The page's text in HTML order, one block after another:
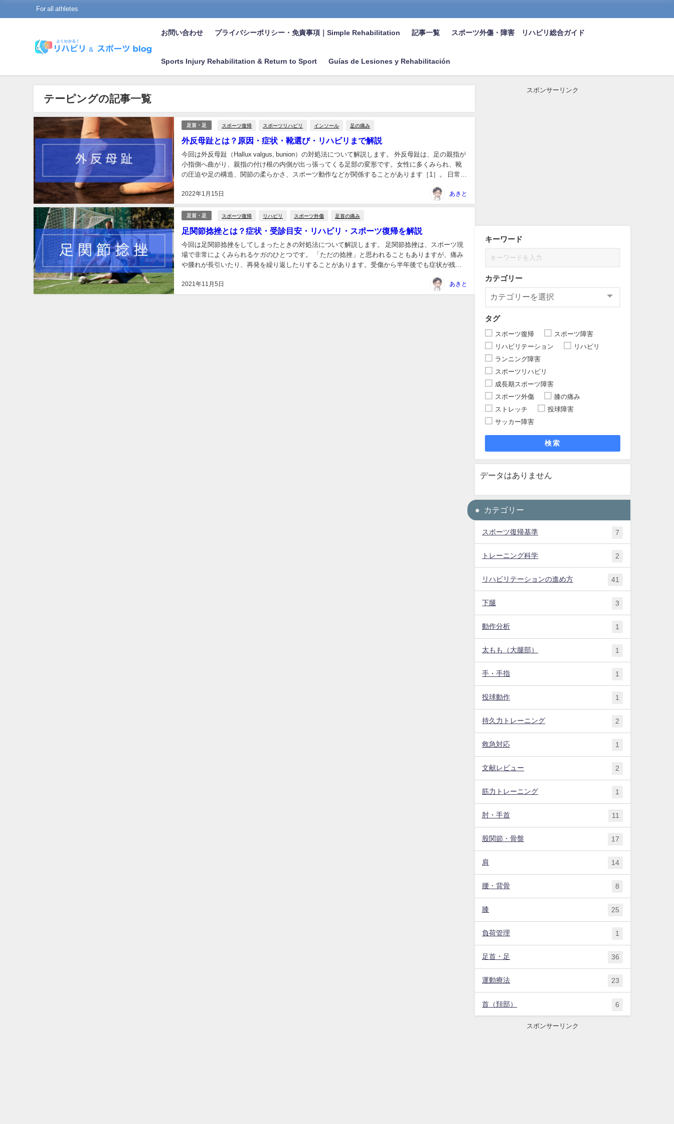
For all athletes
お問い合わせ プライバシーポリシー・免責事項｜Simple Rehabilitation 記事一覧 スポーツ外傷・障害 リハビリ総合ガイド
Sports Injury Rehabilitation & Return to Sport Guías de Lesiones y Rehabilitación
テーピングの記事一覧
足首・足 スポーツ復帰 スポーツリハビリ インソール 足の痛み
外反母趾とは？原因・症状・靴選び・リハビリまで解説
2022年1月15日
今回は外反母趾（Hallux valgus, bunion）の対処法について解説します。 外反母趾は、足の親指が
小指側へ曲がり、親指の付け根の内側が出っ張ってくる足部の変形です。女性に多くみられ、靴
の圧迫や足の構造、関節の柔らかさ、スポーツ動作などが関係することがあります［1］。 日常生
あきと
足首・足 スポーツ復帰 リハビリ スポーツ外傷 足首の痛み
足関節捻挫とは？症状・受診目安・リハビリ・スポーツ復帰を解説
2021年11月5日
今回は足関節捻挫をしてしまったときの対処法について解説します。 足関節捻挫は、スポーツ現
場で非常によくみられるケガのひとつです。 「ただの捻挫」と思われることもありますが、痛み
や腫れが長引いたり、再発を繰り返したりすることがあります。受傷から半年後でも症状が残る
あきと
スポンサーリンク
キーワード
カテゴリー
タグ
スポーツ復帰
スポーツ障害
リハビリテーション
リハビリ
ランニング障害
スポーツリハビリ
成長期スポーツ障害
スポーツ外傷
膝の痛み
ストレッチ
投球障害
サッカー障害
検索
データはありません
カテゴリー
スポーツ復帰基準 7
トレーニング科学 2
リハビリテーションの進め方 41
下腿 3
動作分析 1
太もも（大腿部） 1
手・手指 1
投球動作 1
持久力トレーニング 2
救急対応 1
文献レビュー 2
筋力トレーニング 1
肘・手首 11
股関節・骨盤 17
肩 14
腰・背骨 8
膝 25
負荷管理 1
足首・足 36
運動療法 23
首（頚部） 6
スポンサーリンク